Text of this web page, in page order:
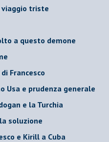
viaggio triste
a questo demone
Francesco
Usa e prudenza generale
e la Turchia
soluzione
e Kirill a Cuba